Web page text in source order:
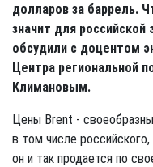
долларов за баррель.
значит для
обсудили с доцентом
Центра региональной
Климановым.
Цены Brent -
в том числе
он и так продается по